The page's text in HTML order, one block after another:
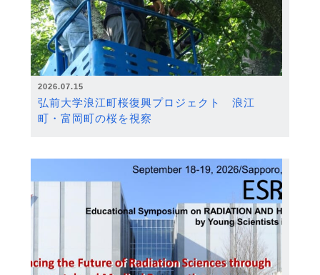
2026.07.15
弘前大学浪江町桜復興プロジェクト 浪江
町・富岡町の桜を視察